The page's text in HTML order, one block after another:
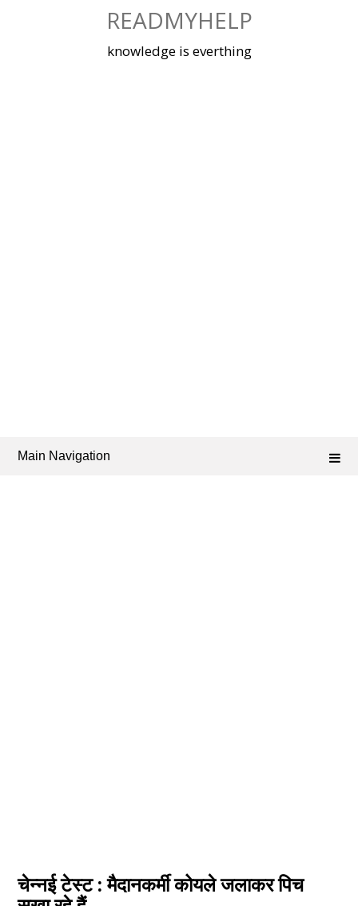
READMYHELP
knowledge is everthing
Main Navigation
चेन्‍नई टेस्‍ट : मैदानकर्मी कोयले जलाकर पिच